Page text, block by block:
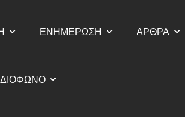
ΕΝΗΜΕΡΩΣΗ ΑΡΘΡΑ